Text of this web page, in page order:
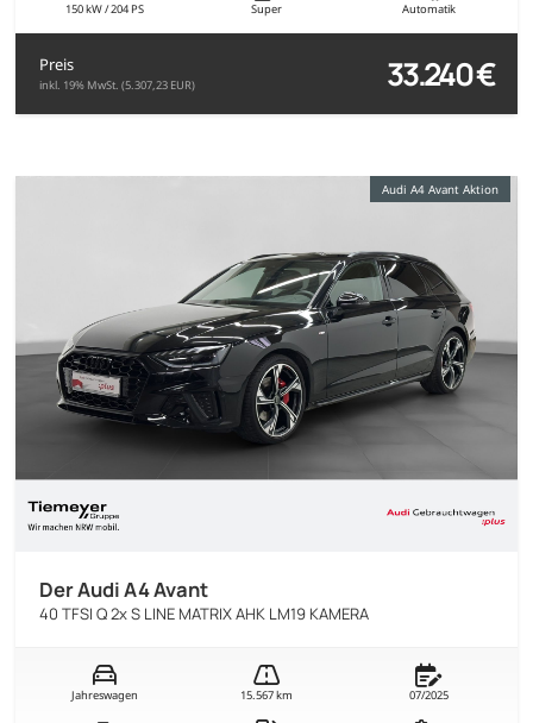
150 kW / 204 PS Super Automatik
Preis
inkl. 19% MwSt. (5.307,23 EUR) 33.240 €
Audi A4 Avant Aktion
Der Audi A4 Avant
40 TFSI Q 2x S LINE MATRIX AHK LM19 KAMERA
Jahreswagen 15.567 km 07/2025